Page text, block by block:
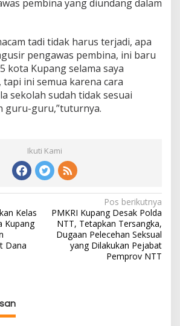
pembina yang diundang dalam
tadi tidak harus terjadi, apa
pengawas pembina, ini baru
kota Kupang selama saya
tapi ini semua karena cara
sekolah sudah tidak sesuai
guru-guru,”tuturnya.
Ikuti Kami
Kelas
Kupang
Dana
Pos berikutnya
PMKRI Kupang Desak Polda
NTT, Tetapkan Tersangka,
Dugaan Pelecehan Seksual
yang Dilakukan Pejabat
Pemprov NTT